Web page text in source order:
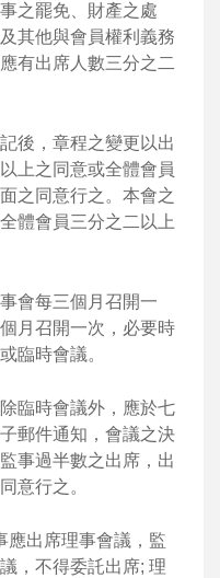
之罷免、財產之處
其他與會員權利義務
有出席人數三分之二
後，章程之變更以出
上之同意或全體會員
之同意行之。本會之
體會員三分之二以上
會每三個月召開一
月召開一次，必要時
臨時會議。
臨時會議外，應於七
郵件通知，會議之決
事過半數之出席，出
意行之。
出席理事會議，監
，不得委託出席; 理